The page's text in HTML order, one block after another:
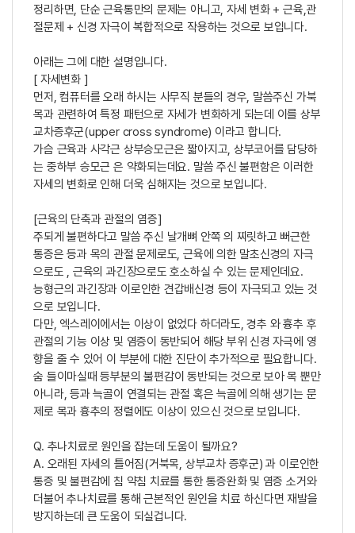
정리하면, 단순 근육통만의 문제는 아니고, 자세 변화 + 근육,관
절문제 + 신경 자극이 복합적으로 작용하는 것으로 보입니다.
아래는 그에 대한 설명입니다.
[ 자세변화 ]
먼저, 컴퓨터를 오래 하시는 사무직 분들의 경우, 말씀주신 가북
목과 관련하여 특정 패턴으로 자세가 변화하게 되는데 이를 상부
교차증후군(upper cross syndrome) 이라고 합니다.
가슴 근육과 사각근 상부승모근은 짧아지고, 상부코어를 담당하
는 중하부 승모근 은 약화되는데요. 말씀 주신 불편함은 이러한
자세의 변화로 인해 더욱 심해지는 것으로 보입니다.
[근육의 단축과 관절의 염증]
주되게 불편하다고 말씀 주신 날개뼈 안쪽 의 찌릿하고 뻐근한
통증은 등과 목의 관절 문제로도, 근육에 의한 말초신경의 자극
으로도 , 근육의 과긴장으로도 호소하실 수 있는 문제인데요.
능형근의 과긴장과 이로인한 견갑배신경 등이 자극되고 있는 것
으로 보입니다.
다만, 엑스레이에서는 이상이 없었다 하더라도, 경추 와 흉추 후
관절의 기능 이상 및 염증이 동반되어 해당 부위 신경 자극에 영
향을 줄 수 있어 이 부분에 대한 진단이 추가적으로 필요합니다.
숨 들이마실때 등부분의 불편감이 동반되는 것으로 보아 목 뿐만
아니라, 등과 늑골이 연결되는 관절 혹은 늑골에 의해 생기는 문
제로 목과 흉추의 정렬에도 이상이 있으신 것으로 보입니다.
Q. 추나치료로 원인을 잡는데 도움이 될까요?
A. 오래된 자세의 틀어짐(거북목, 상부교차 증후군) 과 이로인한
통증 및 불편감에 침 약침 치료를 통한 통증완화 및 염증 소거와
더불어 추나치료를 통해 근본적인 원인을 치료 하신다면 재발을
방지하는데 큰 도움이 되실겁니다.